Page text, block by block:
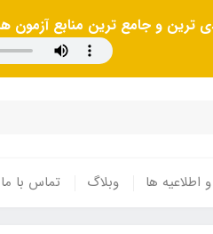
ترین و جامع ترین منابع
و اطلاعیه ها وبلاگ تماس با ما